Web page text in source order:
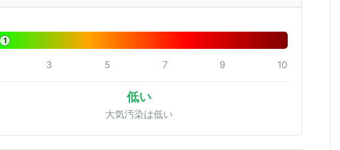
1
3 5 7 9 10
低い
大気汚染は低い